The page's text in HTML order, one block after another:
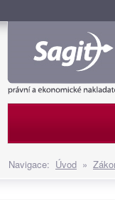
Navigace: Úvod »